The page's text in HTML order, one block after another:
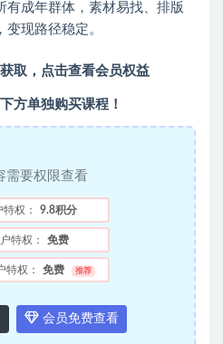
有成年群体，素材易找、排版
现路径稳定。
取，点击查看会员权益
方单独购买课程！
需要权限查看
权： 9.8积分
特权： 免费
特权： 免费 推荐
会员免费查看